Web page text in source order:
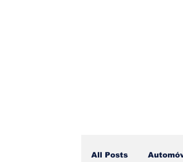
All Posts